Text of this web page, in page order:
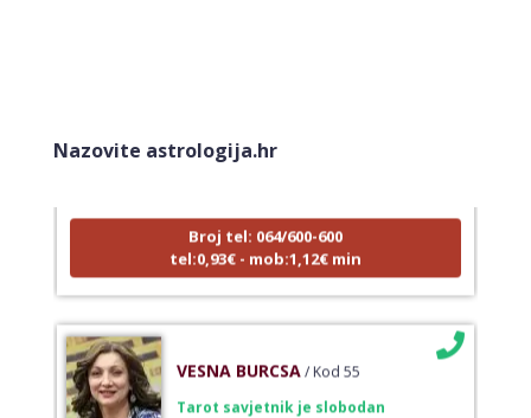
Nazovite astrologija.hr
Tarot savjetnik je zauzet
Broj tel: 064/600-600
tel:0,93€ - mob:1,12€ min